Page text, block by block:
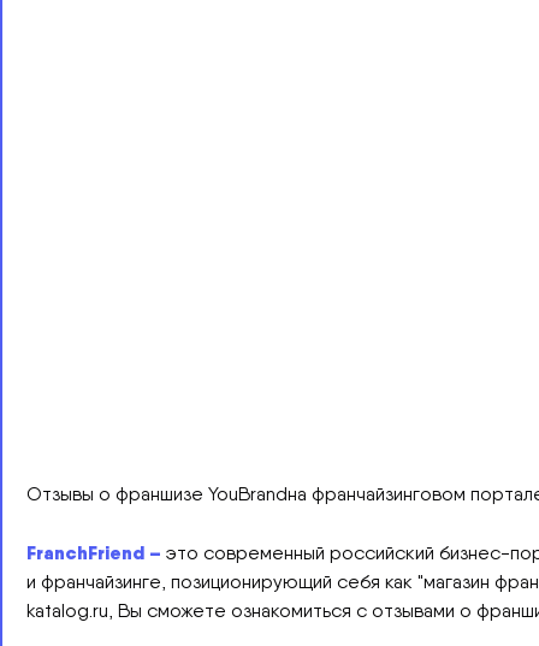
Отзывы о франшизе YouBrandна франчайзинговом
FranchFriend – это современный российский бизнес-
и франчайзинге, позиционирующий себя как "магазин
katalog.ru, Вы сможете ознакомиться с отзывами о